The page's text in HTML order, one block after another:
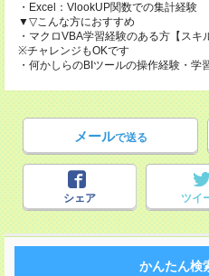
・Excel：VlookUP関数での集計経験
▼▽こんな方におすすめ
・マクロVBA学習経験のある方【スキ
※チャレンジもOKです
・何かしらのBIツールの操作経験・学
メールで送る
シェア ツイ
かんたん検